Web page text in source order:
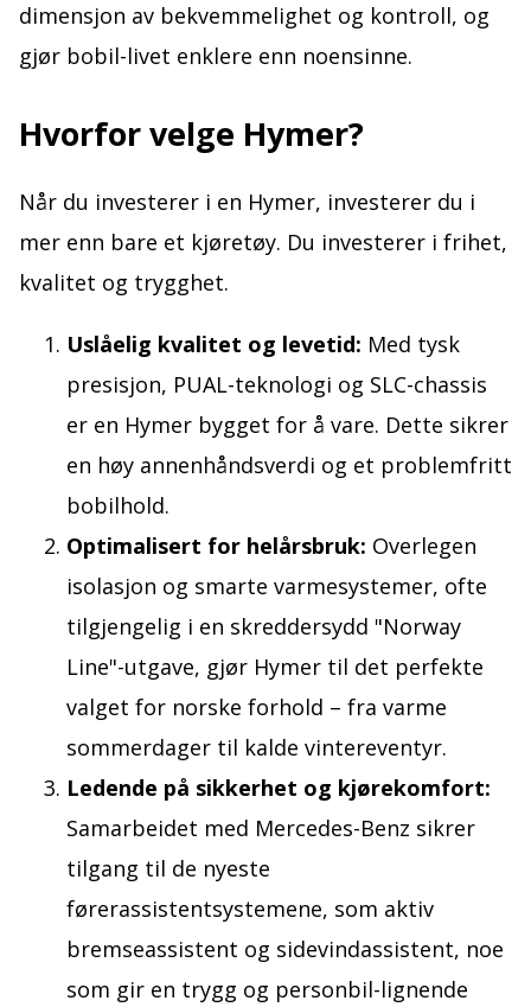
dimensjon av bekvemmelighet og kontroll, og
gjør bobil-livet enklere enn noensinne.
Hvorfor velge Hymer?
Når du investerer i en Hymer, investerer du i
mer enn bare et kjøretøy. Du investerer i frihet,
kvalitet og trygghet.
Uslåelig kvalitet og levetid: Med tysk
presisjon, PUAL-teknologi og SLC-chassis
er en Hymer bygget for å vare. Dette sikrer
en høy annenhåndsverdi og et problemfritt
bobilhold.
Optimalisert for helårsbruk: Overlegen
isolasjon og smarte varmesystemer, ofte
tilgjengelig i en skreddersydd "Norway
Line"-utgave, gjør Hymer til det perfekte
valget for norske forhold – fra varme
sommerdager til kalde vintereventyr.
Ledende på sikkerhet og kjørekomfort:
Samarbeidet med Mercedes-Benz sikrer
tilgang til de nyeste
førerassistentsystemene, som aktiv
bremseassistent og sidevindassistent, noe
som gir en trygg og personbil-lignende